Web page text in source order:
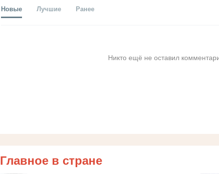
Новые Лучшие Ранее
Никто ещё не оставил
Главное в стране